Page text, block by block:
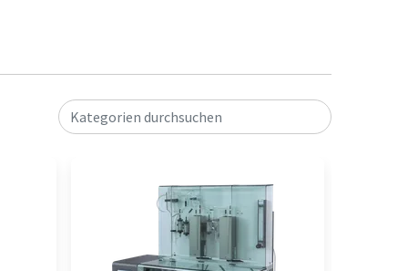
Kategorien durchsuchen